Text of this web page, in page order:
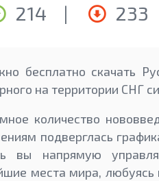
214 | 233
бесплатно скачать
на территории СНГ
количество
подверглась
вы напрямую
места мира,